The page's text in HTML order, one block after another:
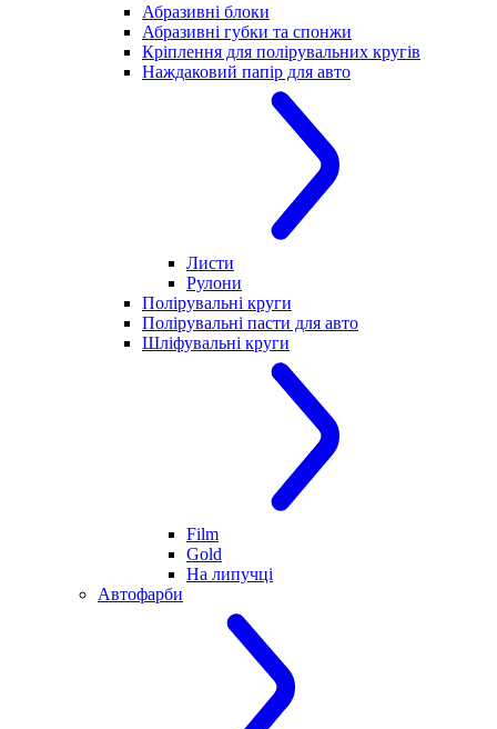
Абразивні блоки
Абразивні губки та спонжи
Кріплення для полірувальних кругів
Наждаковий папір для авто
Листи
Рулони
Полірувальні круги
Полірувальні пасти для авто
Шліфувальні круги
Film
Gold
На липучці
Автофарби